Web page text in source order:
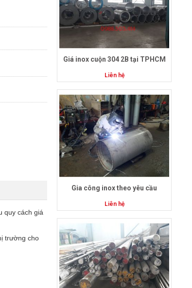
quy cách giá
trường cho
Giá inox cuộn 304 2B tại TPHCM
Liên hệ
Gia công inox theo yêu cầu
Liên hệ